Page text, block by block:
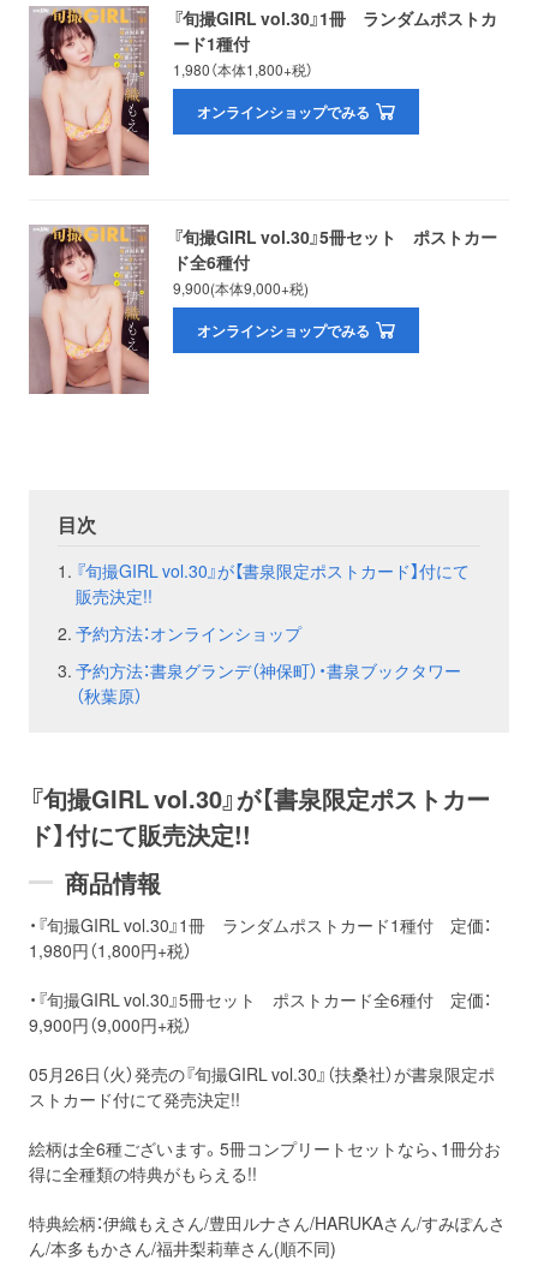
『旬撮GIRL vol.30』1冊 ランダムポストカ
ード1種付
1,980（本体1,800+税）
オンラインショップでみる
『旬撮GIRL vol.30』5冊セット ポストカー
ド全6種付
9,900(本体9,000+税)
オンラインショップでみる
目次
『旬撮GIRL vol.30』が【書泉限定ポストカード】付にて
販売決定!!
予約方法：オンラインショップ
予約方法：書泉グランデ（神保町）・書泉ブックタワー
（秋葉原）
『旬撮GIRL vol.30』が【書泉限定ポストカー
ド】付にて販売決定!!
商品情報
・『旬撮GIRL vol.30』1冊 ランダムポストカード1種付 定価：
1,980円（1,800円+税）
・『旬撮GIRL vol.30』5冊セット ポストカード全6種付 定価：
9,900円（9,000円+税）
05月26日（火）発売の『旬撮GIRL vol.30』（扶桑社）が書泉限定ポ
ストカード付にて発売決定!!
絵柄は全6種ございます。5冊コンプリートセットなら、1冊分お
得に全種類の特典がもらえる!!
特典絵柄：伊織もえさん/豊田ルナさん/HARUKAさん/すみぽんさ
ん/本多もかさん/福井梨莉華さん(順不同)
イベント
フェア お知らせ
会社概要
お問い合わせ 取材のお申し込み